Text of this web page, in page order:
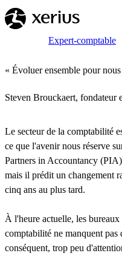
Sauter au contenu principal
Breadcrumb
AccueilExpert-comptable
« Évoluer ensemble pour
Steven Brouckaert, fondateur
Le secteur de la comptabilité
ce que l'avenir nous réserve
Partners in Accountancy
mais il prédit un changement
cinq ans au plus tard.
À l'heure actuelle, les
comptabilité ne manquent
conséquent, trop peu